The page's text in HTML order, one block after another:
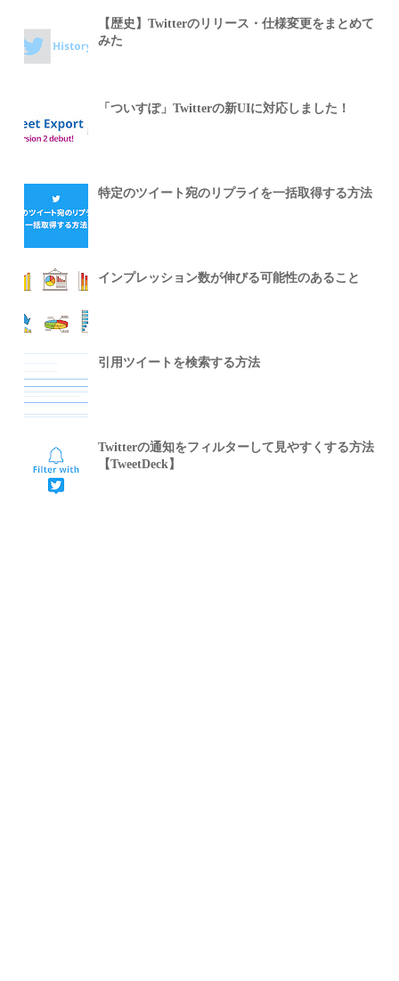
【歴史】Twitterのリリース・仕様変更をまとめて
みた
「ついすぽ」Twitterの新UIに対応しました！
特定のツイート宛のリプライを一括取得する方法
インプレッション数が伸びる可能性のあること
引用ツイートを検索する方法
Twitterの通知をフィルターして見やすくする方法
【TweetDeck】